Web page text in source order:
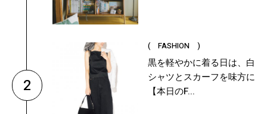
2
( FASHION )
黒を軽やかに着る日は、白
シャツとスカーフを味方に
【本日のF...